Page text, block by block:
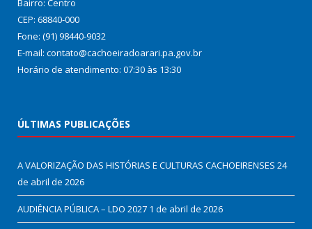
Bairro: Centro
CEP: 68840-000
Fone: (91) 98440-9032
E-mail: contato@cachoeiradoarari.pa.gov.br
Horário de atendimento: 07:30 às 13:30
ÚLTIMAS PUBLICAÇÕES
A VALORIZAÇÃO DAS HISTÓRIAS E CULTURAS CACHOEIRENSES 24
de abril de 2026
AUDIÊNCIA PÚBLICA – LDO 2027 1 de abril de 2026